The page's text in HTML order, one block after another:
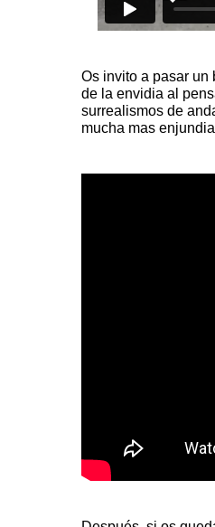
Os invito a pasar un
de la envidia al
surrealismos de
mucha mas